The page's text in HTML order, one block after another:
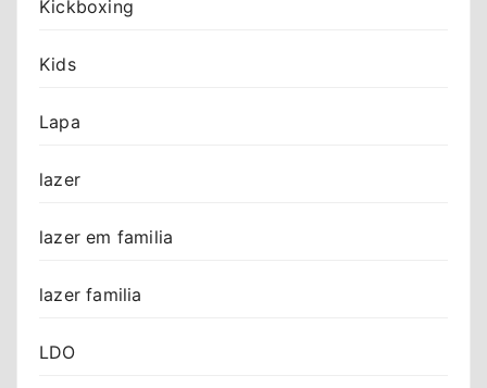
Kickboxing
Kids
Lapa
lazer
lazer em familia
lazer familia
LDO